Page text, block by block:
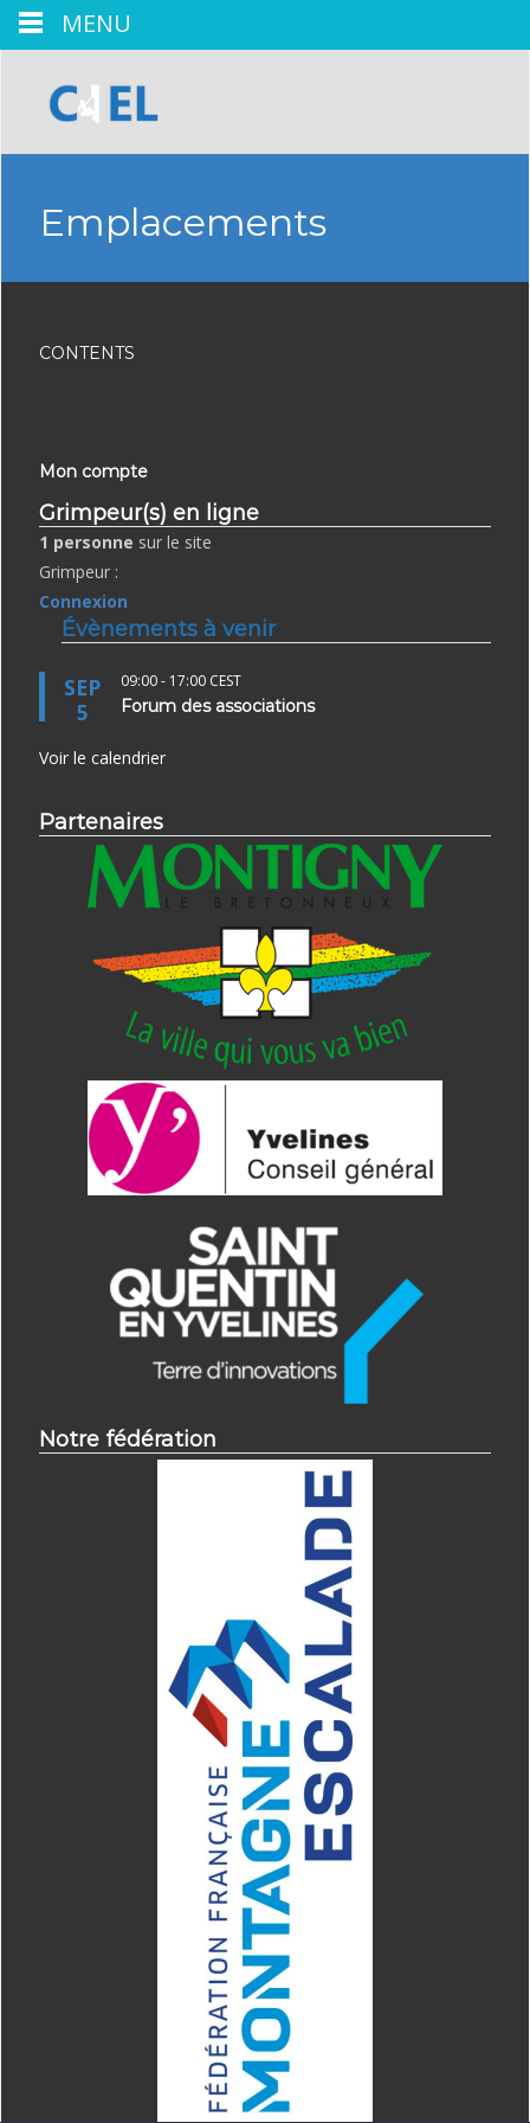
Emplacements
CONTENTS
Mon compte
Grimpeur(s) en ligne
1 personne sur le site
Grimpeur :
Connexion
Évènements à venir
SEP
5
09:00- 17:00 CEST
Forum des associations
Voir le calendrier
Partenaires
Notre fédération
MENU